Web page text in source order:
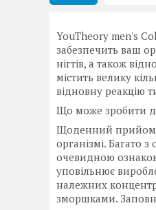
YouTheory men's
забезпечить ваш
нігтів, а також
містить велику
відновну реакцію
Що може зробити
Щоденний прийом
організмі. Багато
очевидною
уповільнює
належних
зморшками.